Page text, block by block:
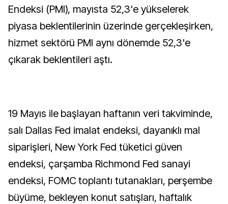
Endeksi (PMI), mayısta 52,3'e yükselerek
piyasa beklentilerinin üzerinde gerçekleşirken,
hizmet sektörü PMI aynı dönemde 52,3'e
çıkarak beklentileri aştı.
19 Mayıs ile başlayan haftanın veri takviminde,
salı Dallas Fed imalat endeksi, dayanıklı mal
siparişleri, New York Fed tüketici güven
endeksi, çarşamba Richmond Fed sanayi
endeksi, FOMC toplantı tutanakları, perşembe
büyüme, bekleyen konut satışları, haftalık